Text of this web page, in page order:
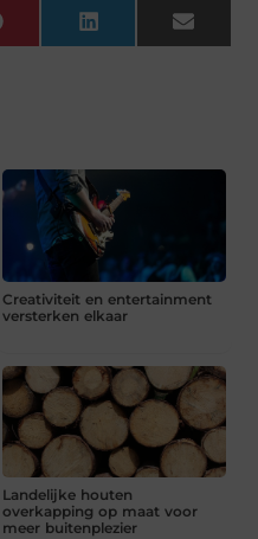
Pinterest LinkedIn Email
Creativiteit en entertainment
versterken elkaar
Landelijke houten
overkapping op maat voor
meer buitenplezier